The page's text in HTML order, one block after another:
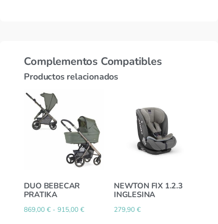
Complementos Compatibles
Productos relacionados
DUO BEBECAR
PRATIKA
869,00€ - 915,00€
NEWTON FIX 1.2.3
INGLESINA
279,90 €